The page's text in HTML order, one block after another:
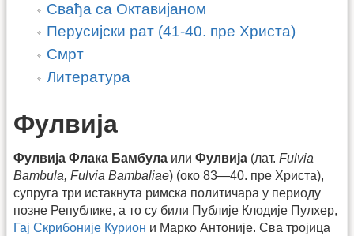
Свађа са Октавијаном
Перусијски рат (41-40. пре Христа)
Смрт
Литература
Фулвија
Фулвија Флака Бамбула или Фулвија (лат. Fulvia
Bambula, Fulvia Bambaliae) (око 83—40. пре Христа),
супруга три истакнута римска политичара у периоду
позне Републике, а то су били Публије Клодије Пулхер,
Гај Скрибоније Курион и Марко Антоније. Сва тројица